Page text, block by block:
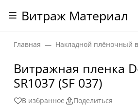
Витраж Материал
Главная Накладной плёночный
Витражная пленка
SR1037 (SF 037)
В избранное Поделиться